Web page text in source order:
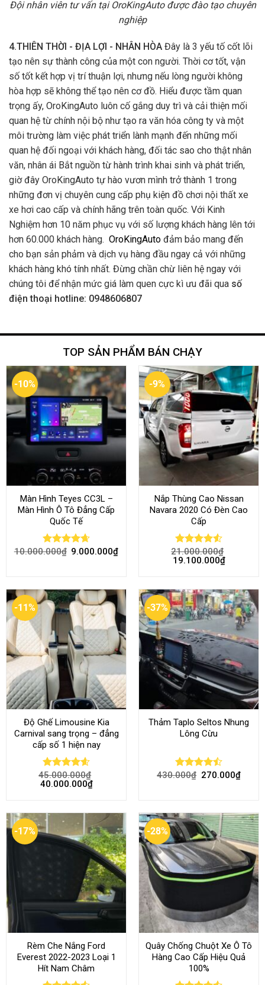
Đội nhân viên tư vấn tại OroKingAuto được đào tạo chuyên
nghiệp
4.THIÊN THỜI - ĐỊA LỢI - NHÂN HÒA Đây là 3 yếu tố cốt lõi
tạo nên sự thành công của một con người. Thời cơ tốt, vận
số tốt kết hợp vị trí thuận lợi, nhưng nếu lòng người không
hòa hợp sẽ không thể tạo nên cơ đồ. Hiểu được tầm quan
trọng ấy, OroKingAuto luôn cố gắng duy trì và cải thiện mối
quan hệ từ chính nội bộ như tạo ra văn hóa công ty và một
môi trường làm việc phát triển lành mạnh đến những mối
quan hệ đối ngoại với khách hàng, đối tác sao cho thật nhân
văn, nhân ái Bắt nguồn từ hành trình khai sinh và phát triển,
giờ đây OroKingAuto tự hào vươn mình trở thành 1 trong
những đơn vị chuyên cung cấp phụ kiện đồ chơi nội thất xe
xe hơi cao cấp và chính hãng trên toàn quốc. Với Kinh
Nghiệm hơn 10 năm phục vụ với số lượng khách hàng lên tới
hơn 60.000 khách hàng. OroKingAuto đảm bảo mang đến
cho bạn sản phảm và dịch vụ hàng đầu ngay cả với những
khách hàng khó tính nhất. Đừng chần chừ liên hệ ngay với
chúng tôi để nhận mức giá làm quen cực kì ưu đãi qua số
điện thoại hotline: 0948606807
TOP SẢN PHẨM BÁN CHẠY
-10%
Màn Hình Teyes CC3L –
Màn Hình Ô Tô Đẳng Cấp
Quốc Tế
Rated 4.68
10.000.000₫ 9.000.000₫
-9%
Nắp Thùng Cao Nissan
Navara 2020 Có Đèn Cao
Cấp
Rated4.52
out of 5
21.000.000₫
19.100.000₫
-11%
Độ Ghế Limousine Kia
Carnival sang trọng – đẳng
cấp số 1 hiện nay
Rated4.58
out of 5
45.000.000₫
40.000.000₫
-37%
Thảm Taplo Seltos Nhung
Lông Cừu
Rated
430.000₫ 270.000₫
-17%
Rèm Che Nắng Ford
Everest 2022-2023 Loại 1
Hít Nam Châm
-28%
Quây Chống Chuột Xe Ô Tô
Hàng Cao Cấp Hiệu Quả
100%